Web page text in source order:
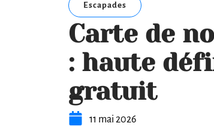
Escapades
Carte de
: haute
gratuit
11 mai 2026